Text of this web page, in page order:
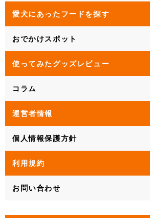
愛犬にあったフードを探す
おでかけスポット
使ってみたグッズレビュー
コラム
運営者情報
個人情報保護方針
利用規約
お問い合わせ